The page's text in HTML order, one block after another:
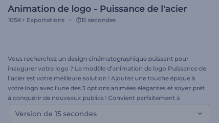
Animation de logo - Puissance de l'acier
105K+ Exportations 15 secondes
Vous recherchez un design cinématographique puissant pour
inaugurer votre logo ? Le modèle d’animation de logo Puissance de
l’acier est votre meilleure solution ! Ajoutez une touche épique à
votre logo avec l'une des 3 options animées élégantes et soyez prêt
à conquérir de nouveaux publics ! Convient parfaitement à
différents types d'inaugurations, de présentations de chaînes
YouTube, de promos d'entreprises et bien plus encore. Téléchargez
Version de 15 secondes